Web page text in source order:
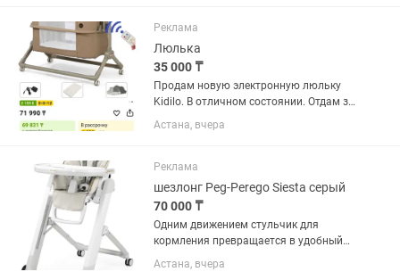
чердак "Урбан" для школьника....
Реклама
Люлька
35 000 ₸
Продам новую электронную люльку
Kidilo. В отличном состоянии. Отдам за
50 тыс. На пульту, также делается
манеж. Музыка, автоукачивание что
Астана, вчера
Реклама
шезлонг Peg-Perego Siesta серый
70 000 ₸
Одним движением стульчик для
кормления превращается в удобный
шезлонг, в котором можно играть и
отдыхать. Используйте шезлонг для
Астана, вчера